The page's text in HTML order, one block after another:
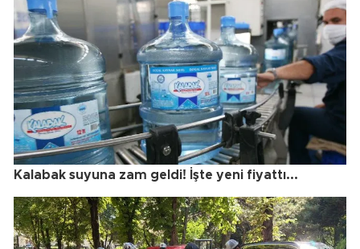
Kalabak suyuna zam geldi! İşte yeni fiyattı...